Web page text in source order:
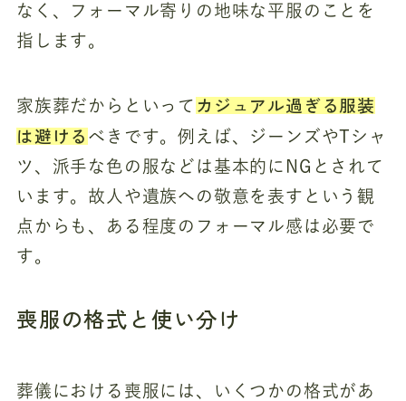
なく、フォーマル寄りの地味な平服のことを
指します。
家族葬だからといってカジュアル過ぎる服装
は避けるべきです。例えば、ジーンズやTシャ
ツ、派手な色の服などは基本的にNGとされて
います。故人や遺族への敬意を表すという観
点からも、ある程度のフォーマル感は必要で
す。
喪服の格式と使い分け
葬儀における喪服には、いくつかの格式があ